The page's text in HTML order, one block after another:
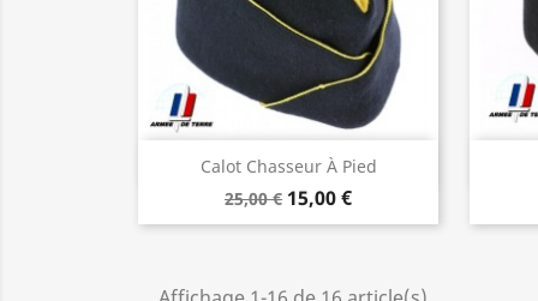
Calot Chasseur À Pied
25,00 € 15,00 €
Aperçu rapide